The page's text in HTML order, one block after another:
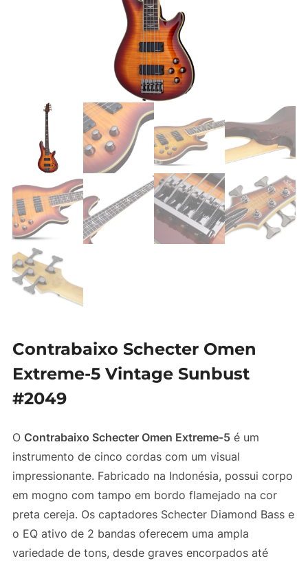
Contrabaixo Schecter Omen
Extreme-5 Vintage Sunbust
#2049
O Contrabaixo Schecter Omen Extreme-5é um
instrumento de cinco cordas com um visual
impressionante. Fabricado na Indonésia, possui corpo
em mogno com tampo em bordo flamejado na cor
preta cereja. Os captadores Schecter Diamond Bass e
o EQ ativo de 2 bandas oferecem uma ampla
variedade de tons, desde graves encorpados até